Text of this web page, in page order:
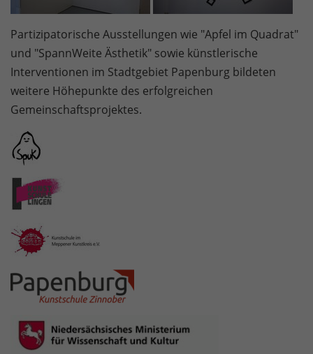
Partizipatorische Ausstellungen wie "Apfel im Quadrat"
und "SpannWeite Ästhetik" sowie künstlerische
Interventionen im Stadtgebiet Papenburg bildeten
weitere Höhepunkte des erfolgreichen
Gemeinschaftsprojektes.